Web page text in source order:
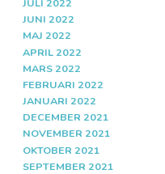
JULI 2022
JUNI 2022
MAJ 2022
APRIL 2022
MARS 2022
FEBRUARI 2022
JANUARI 2022
DECEMBER 2021
NOVEMBER 2021
OKTOBER 2021
SEPTEMBER 2021